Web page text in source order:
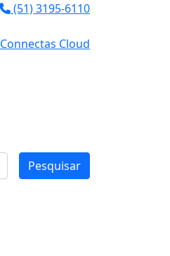
(51) 3195-6110
Connectas Cloud